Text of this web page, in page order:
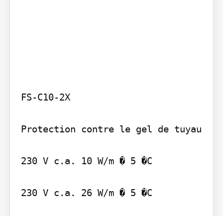
FS-C10-2X
Protection contre le gel de tuyau
230 V c.a. 10 W/m � 5 �C
230 V c.a. 26 W/m � 5 �C